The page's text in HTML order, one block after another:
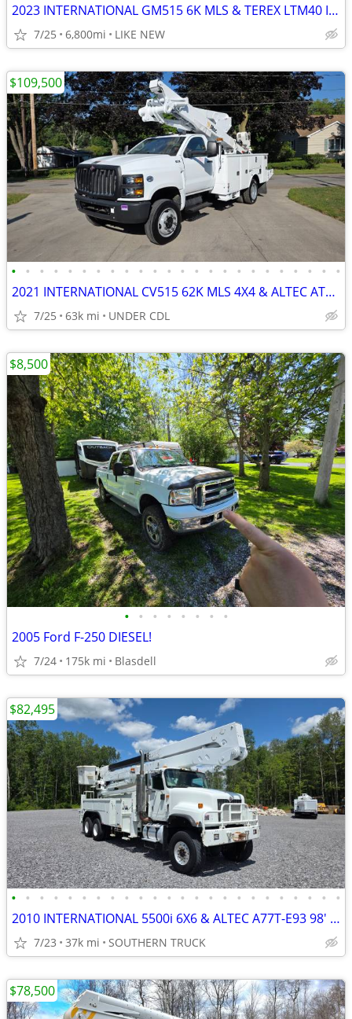
2023 INTERNATIONAL GM515 6K MLS & TEREX LTM40 INSULATED BUCKET BOOM
7/25 6,800mi LIKE NEW
• • • • • • • • • • • • • • • • • • • • • • • •
2021 INTERNATIONAL CV515 62K MLS 4X4 & ALTEC AT48M INSULATED M.H. BOOM
7/25 63k mi UNDER CDL
$109,500
• • • • • • • •
2005 Ford F-250 DIESEL!
7/24 175k mi Blasdell
$8,500
• • • • • • • • • • • • • • • • • • • • • • • •
2010 INTERNATIONAL 5500i 6X6 & ALTEC A77T-E93 98' MAT. HAND INSUL BOOM
7/23 37k mi SOUTHERN TRUCK
$82,495
$78,500